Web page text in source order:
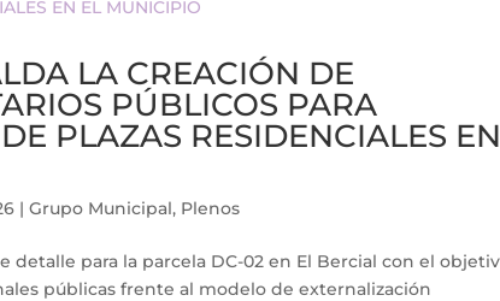
LA CREACIÓN DE
PÚBLICOS PARA
PLAZAS RESIDENCIALES
|Grupo Municipal, Plenos
para la parcela DC-02 en El Bercial con el
públicas frente al modelo de externalización